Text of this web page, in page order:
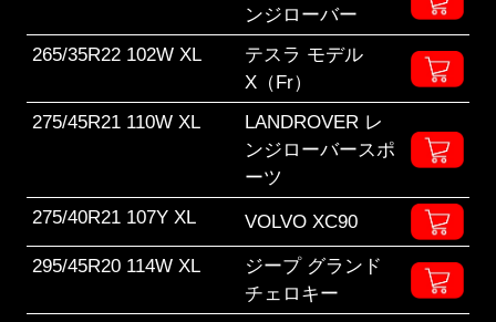
ンジローバー
265/35R22 102W XL
テスラ モデル
X（Fr）
275/45R21 110W XL
LANDROVER レ
ンジローバースポ
ーツ
275/40R21 107Y XL
VOLVO XC90
295/45R20 114W XL
ジープ グランド
チェロキー